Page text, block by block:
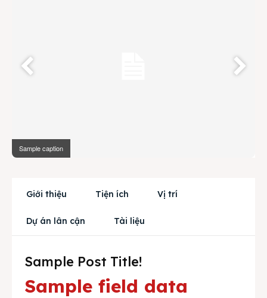
Mua bán
Thị trường
Liên hệ
Sample caption
Giới thiệu Tiện ích Vị trí
Dự án lân cận Tài liệu
Sample Post Title!
Sample field data